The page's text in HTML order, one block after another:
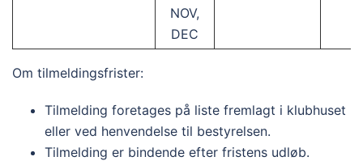
NOV,
DEC
Om tilmeldingsfrister:
Tilmelding foretages på liste fremlagt i klubhuset
eller ved henvendelse til bestyrelsen.
Tilmelding er bindende efter fristens udløb.